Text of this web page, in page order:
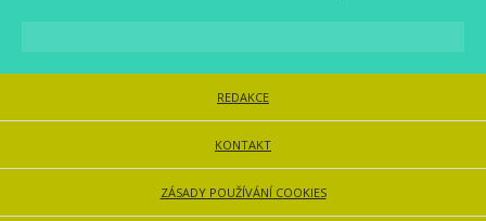
REDAKCE
KONTAKT
ZÁSADY POUŽÍVÁNÍ COOKIES